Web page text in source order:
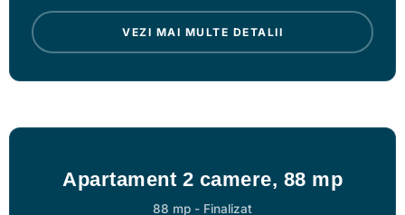
VEZI MAI MULTE DETALII
Apartament 2 camere, 88 mp
88 mp - Finalizat